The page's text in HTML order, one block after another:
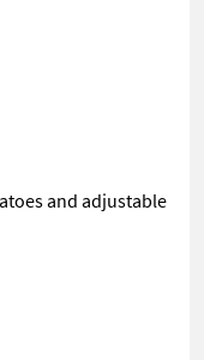
and adjustable